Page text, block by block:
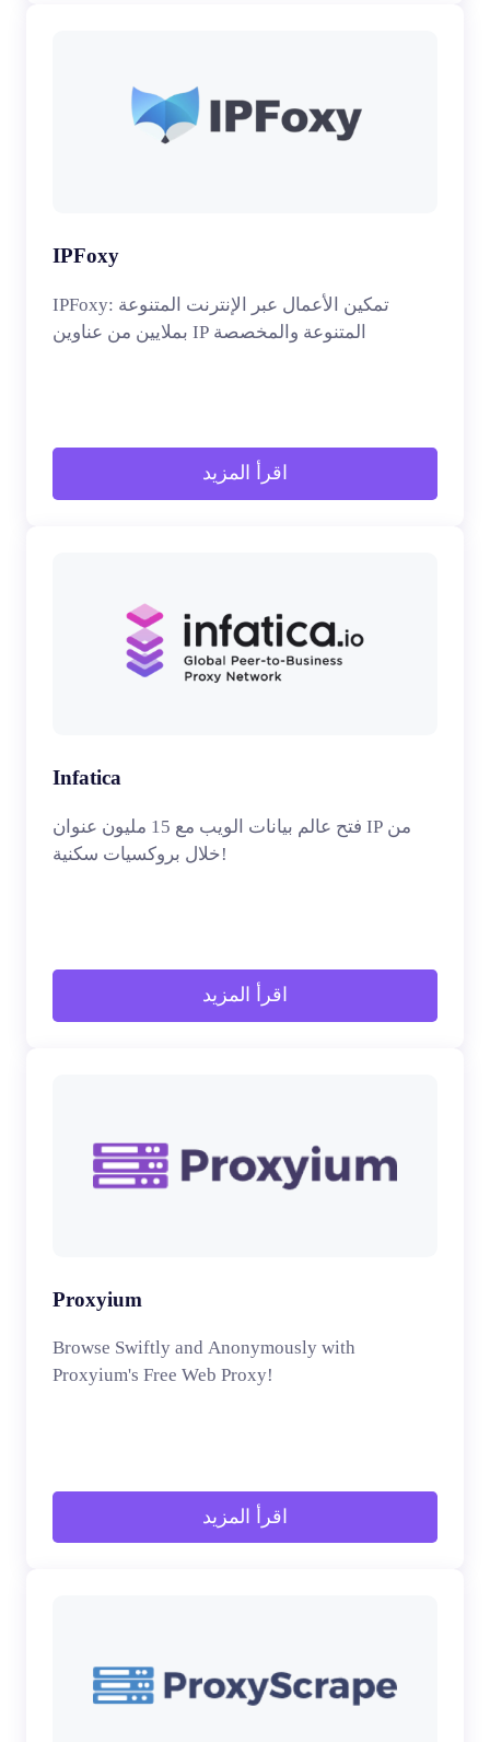
IPFoxy
IPFoxy: تمكين الأعمال عبر الإنترنت المتنوعة
بملايين من عناوين IP المتنوعة والمخصصة
اقرأ المزيد
Infatica
فتح عالم بيانات الويب مع 15 مليون عنوان IP من
خلال بروكسيات سكنية!
اقرأ المزيد
Proxyium
Browse Swiftly and Anonymously with
Proxyium's Free Web Proxy!
اقرأ المزيد